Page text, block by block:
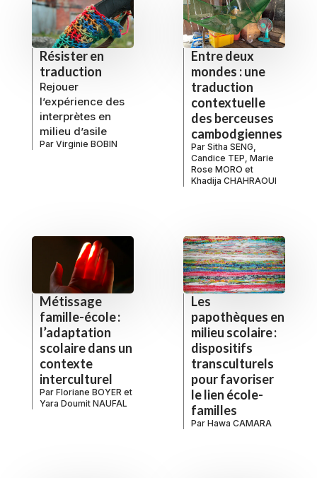
Résister en
traduction
Rejouer
l’expérience des
interprètes en
milieu d’asile
Par Virginie BOBIN
Entre deux
mondes : une
traduction
contextuelle
des berceuses
cambodgiennes
Par Sitha SENG
Candice TEP Marie
Rose MORO et
Khadija CHAHRAOUI
Métissage
famille-école :
l’adaptation
scolaire dans un
contexte
interculturel
Par Floriane BOYER et
Yara Doumit NAUFAL
Les
papothèques en
milieu scolaire :
dispositifs
transculturels
pour favoriser
le lien école-
familles
Par Hawa CAMARA